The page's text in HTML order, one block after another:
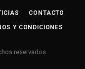
CONTACTO
Y CONDICIONES
reservados